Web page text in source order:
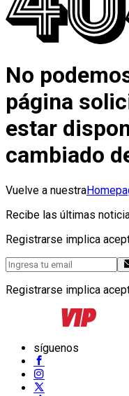
No
página
estar
cambiado
Vuelve a nuestra
Recibe las últimas
Registrarse implica
Registrarse implica
síguenos